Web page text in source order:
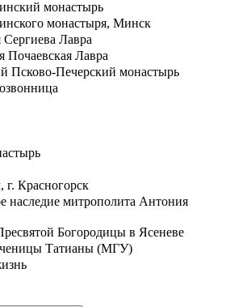
монастырь
монастыря, Минск
Лавра
Почаевская Лавра
Псково-Печерский монастырь
г. Красногорск
наследие митрополита Антония
Богородицы в Ясеневе
Татианы (МГУ)